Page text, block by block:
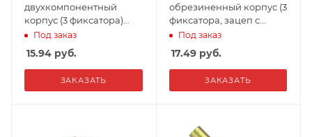
двухкомпонентный
корпус (3 фиксатора)
AVS MT7525R
Под заказ
15.94 руб.
ЗАКАЗАТЬ
обрезиненный корпус (3
фиксатора, зацеп с
магнитом) AVS
MT7525RM
Под заказ
17.49руб.
ЗАКАЗАТЬ